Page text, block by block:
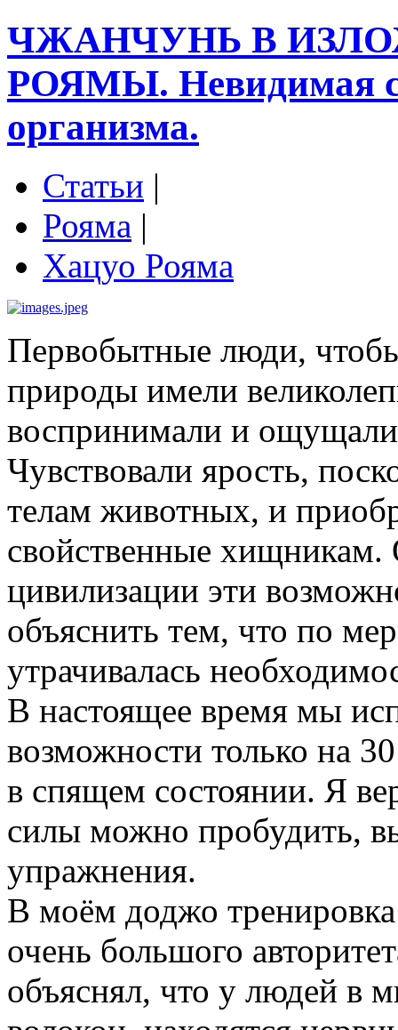
ЧЖАНЧУНЬ В
РОЯМЫ. Невидимая
организма.
Статьи |
Рояма |
Хацуо Рояма
Первобытные люди,
природы имели
воспринимали и
Чувствовали ярость,
телам животных, и
свойственные хищникам.
цивилизации эти
объяснить тем, что по
утрачивалась
В настоящее время мы
возможности только на
в спящем состоянии. Я
силы можно пробудить,
упражнения.
В моём доджо
очень большого
объяснял, что у людей